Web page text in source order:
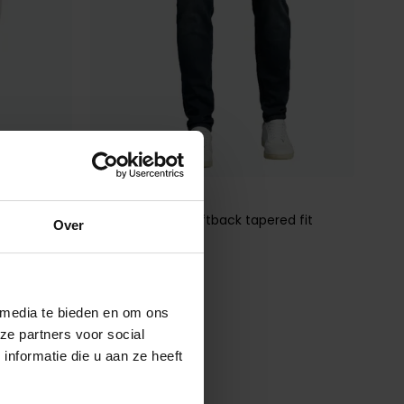
Over
te bieden en om ons
partners voor social
die u aan ze heeft
Cast Iron
Spijkerbroek Shiftback tapered fit
Toevoegen aan favorieten